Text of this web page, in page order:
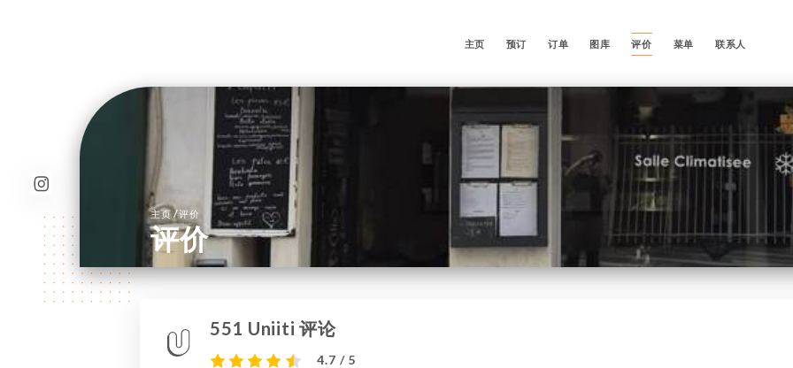
主页 预订 订单 图库 评价 菜单 联系人
主页/评价
评价
551 Uniiti 评论
4.7 / 5